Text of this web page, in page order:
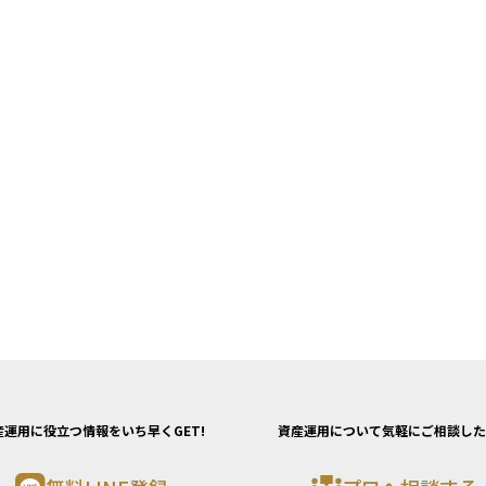
運用に役立つ情報をいち早くGET! 資産運用について気軽にご相談し